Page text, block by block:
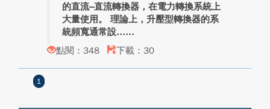
的直流–直流轉換器，在電力轉換系統上
大量使用。 理論上，升壓型轉換器的系
統頻寬通常設...
點閱：348
下載：30
1